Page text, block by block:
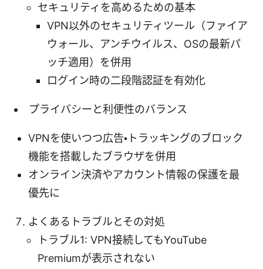
セキュリティを高めるための基本
VPN以外のセキュリティツール（ファイア
ウォール、アンチウイルス、OSの最新パ
ッチ適用）を併用
ログイン時の二段階認証を有効化
プライバシーと利便性のバランス
VPNを使いつつ広告・トラッキングのブロック
機能を搭載したブラウザを併用
オンライン決済やアカウント情報の保護を最
優先に
よくあるトラブルとその対処
トラブル1: VPN接続してもYouTube
Premiumが表示されない